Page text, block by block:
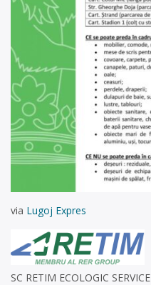
via Lugoj Expres
SC RETIM ECOLOGIC SERVICE